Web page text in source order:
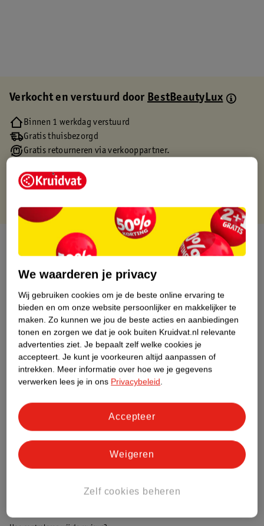
Verkocht en verstuurd doorBestBeautyLux
Binnen 1 werkdag verstuurd
Gratis thuisbezorgd
Gratis retourneren via verkooppartner.
Over dit product
Productinformatie
Etiketinformatie
Nature Impact Score
Dit product heeft (nog) geen Nature
Impact Score.
Meer informatie
Bestel & Bezorginformatie
We waarderen je privacy
Wij gebruiken cookies om je de beste online ervaring te
bieden en om onze website persoonlijker en makkelijker te
maken. Zo kunnen we jou de beste acties en aanbiedingen
tonen en zorgen we dat je ook buiten Kruidvat.nl relevante
advertenties ziet. Je bepaalt zelf welke cookies je
accepteert. Je kunt je voorkeuren altijd aanpassen of
intrekken. Meer informatie over hoe we je gegevens
verwerken lees je in ons Privacybeleid.
Zelf cookies beheren
Weigeren
Accepteer